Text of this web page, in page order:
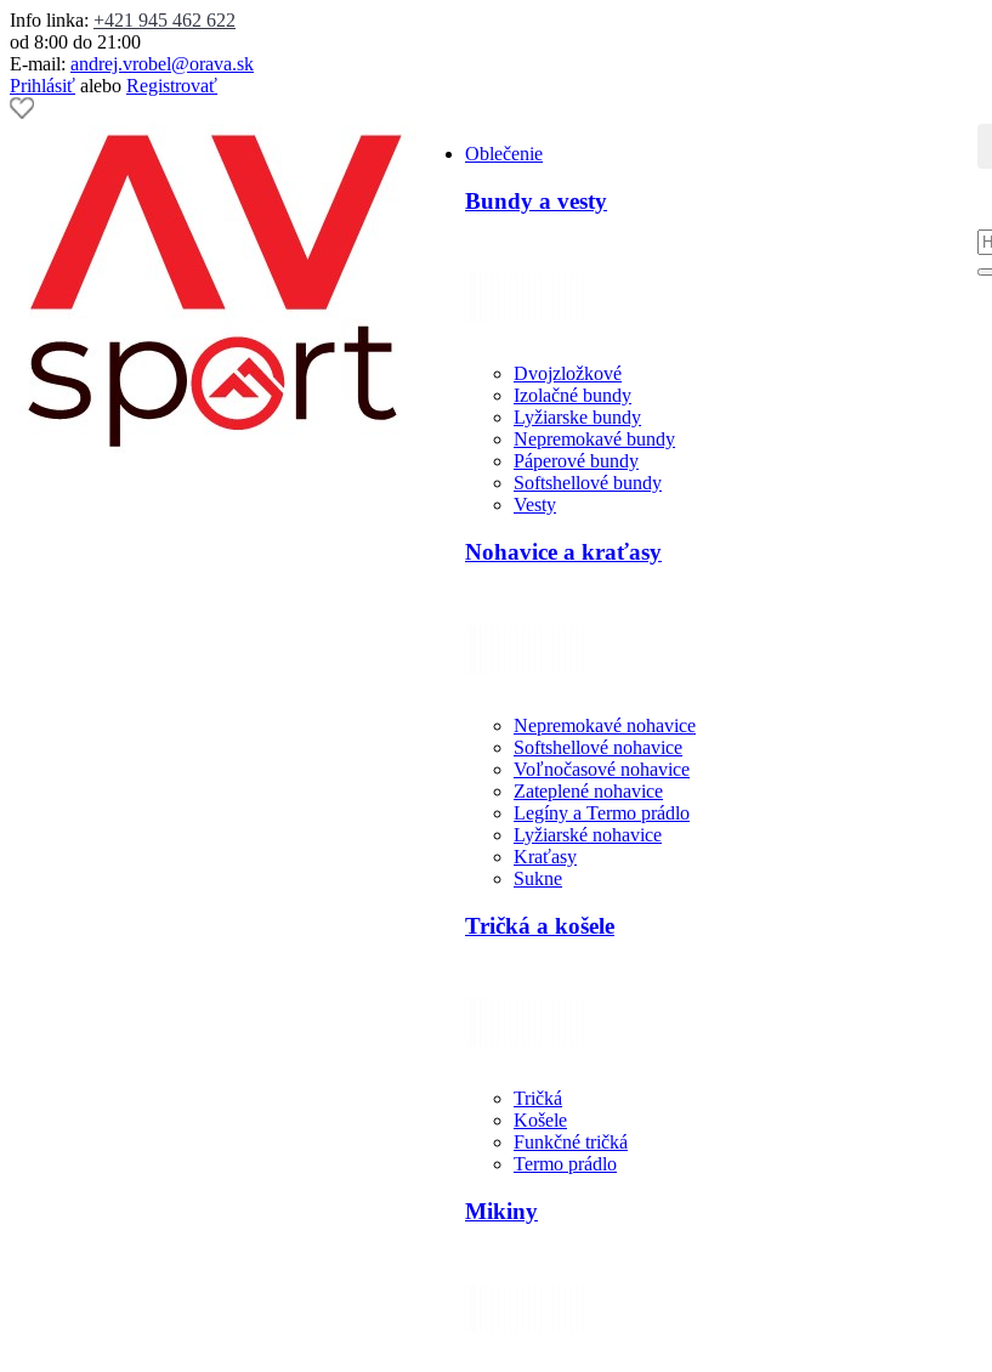
Info linka: +421 945 462 622
od 8:00 do 21:00
E-mail: andrej.vrobel@orava.sk
Prihlásiť alebo Registrovať
Oblečenie
Bundy a vesty
Dvojzložkové
Izolačné bundy
Lyžiarske bundy
Nepremokavé bundy
Páperové bundy
Softshellové bundy
Vesty
Nohavice a kraťasy
Nepremokavé nohavice
Softshellové nohavice
Voľnočasové nohavice
Zateplené nohavice
Legíny a Termo prádlo
Lyžiarské nohavice
Kraťasy
Sukne
Tričká a košele
Tričká
Košele
Funkčné tričká
Termo prádlo
Mikiny